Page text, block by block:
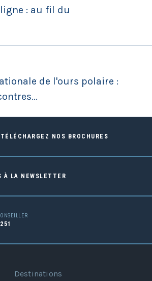
: au fil du
de l'ours polaire :
NOS BROCHURES
À LA NEWSLETTER
Destinations